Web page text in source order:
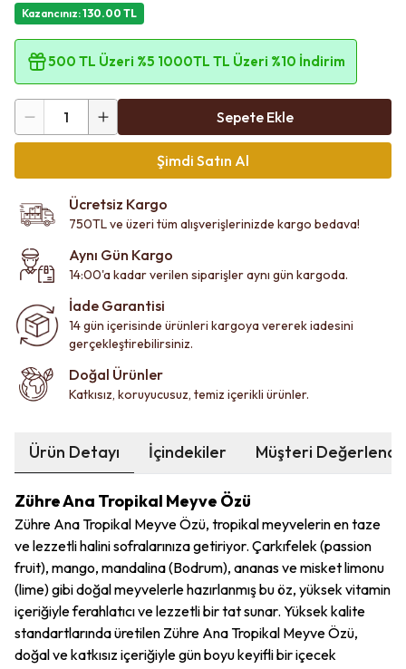
Kazancınız:130.00 TL
500 TL Üzeri %5 1000TL TL Üzeri %10 İndirim
1 Sepete Ekle
Şimdi Satın Al
Ücretsiz Kargo
750TL ve üzeri tüm alışverişlerinizde kargo bedava!
Aynı Gün Kargo
14:00'a kadar verilen siparişler aynı gün kargoda.
İade Garantisi
14 gün içerisinde ürünleri kargoya vererek iadesini
gerçekleştirebilirsiniz.
Doğal Ürünler
Katkısız, koruyucusuz, temiz içerikli ürünler.
Ürün Detayı İçindekiler Müşteri
Zühre Ana Tropikal Meyve Özü
Zühre Ana Tropikal Meyve Özü, tropikal meyvelerin en taze
ve lezzetli halini sofralarınıza getiriyor. Çarkıfelek (passion
fruit), mango, mandalina (Bodrum), ananas ve misket limonu
(lime) gibi doğal meyvelerle hazırlanmış bu öz, yüksek vitamin
içeriğiyle ferahlatıcı ve lezzetli bir tat sunar. Yüksek kalite
standartlarında üretilen Zühre Ana Tropikal Meyve Özü,
doğal ve katkısız içeriğiyle gün boyu keyifli bir içecek